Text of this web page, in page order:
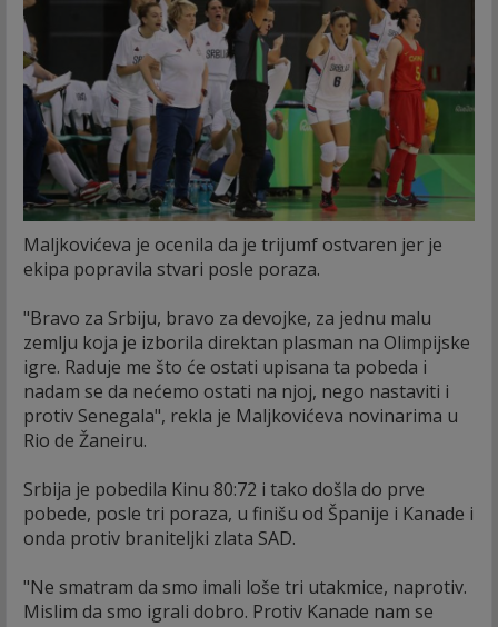
Maljkovićeva je ocenila da je trijumf ostvaren jer je
ekipa popravila stvari posle poraza.
"Bravo za Srbiju, bravo za devojke, za jednu malu
zemlju koja je izborila direktan plasman na Olimpijske
igre. Raduje me što će ostati upisana ta pobeda i
nadam se da nećemo ostati na njoj, nego nastaviti i
protiv Senegala", rekla je Maljkovićeva novinarima u
Rio de Žaneiru.
Srbija je pobedila Kinu 80:72 i tako došla do prve
pobede, posle tri poraza, u finišu od Španije i Kanade i
onda protiv braniteljki zlata SAD.
"Ne smatram da smo imali loše tri utakmice, naprotiv.
Mislim da smo igrali dobro. Protiv Kanade nam se